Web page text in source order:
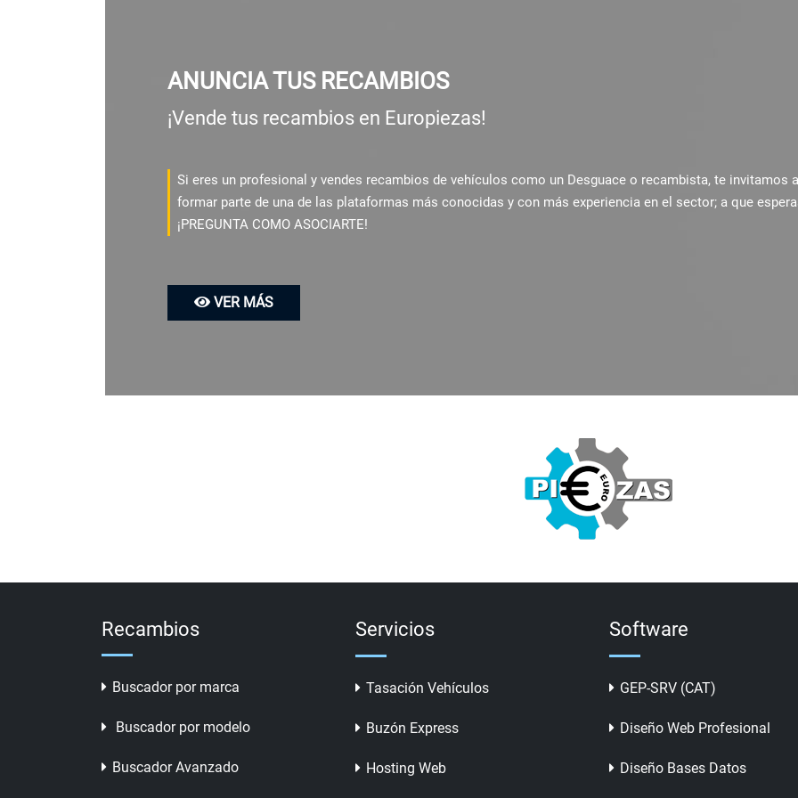
ANUNCIA TUS RECAMBIOS
¡Vende tus recambios en Europiezas!
Si eres un profesional y vendes recambios de vehículos como un Desguace o recambista, te invitamos a
formar parte de una de las plataformas más conocidas y con más experiencia en el sector; a que
¡PREGUNTA COMO ASOCIARTE!
VER MÁS
Recambios
Buscador por marca
Buscador por modelo
Buscador Avanzado
Servicios
Tasación Vehículos
Buzón Express
Hosting Web
Software
GEP-SRV (CAT)
Diseño Web Profesional
Diseño Bases Datos